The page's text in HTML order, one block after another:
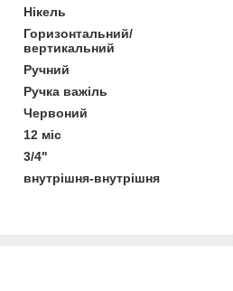
Нікель
Горизонтальний/
вертикальний
Ручний
Ручка важіль
Червоний
12 міс
3/4"
внутрішня-внутрішня